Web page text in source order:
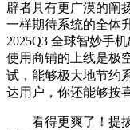
辟者具有更广漠的阐
一样期待系统的全体
2025Q3 全球智妙手
使用商铺的上线是极
试，能够极大地节约
达用户，你还能够按
看得更爽了！提拔